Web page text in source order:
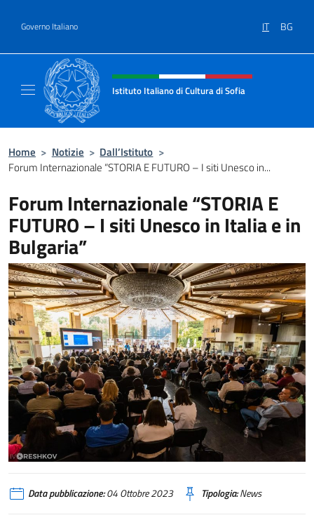
Governo Italiano IT BG
Intestazione sito, social e menù
Istituto Italiano di Cultura di Sofia
Home > Notizie > Dall’Istituto >
Forum Internazionale “STORIA E FUTURO – I siti Unesco in...
Forum Internazionale “STORIA E
FUTURO – I siti Unesco in Italia e in
Bulgaria”
Data pubblicazione:04 Ottobre 2023 Tipologia:News